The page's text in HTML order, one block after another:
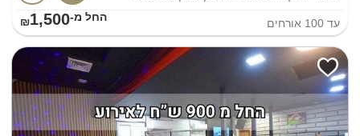
עד 100 אורחים החל מ-₪1,500